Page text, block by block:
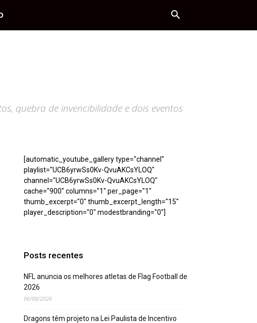
quebra de invencibilidade e dois eventos
[automatic_youtube_gallery type="channel"
playlist="UCB6yrwSs0Kv-QvuAKCsYLOQ"
channel="UCB6yrwSs0Kv-QvuAKCsYLOQ"
cache="900" columns="1" per_page="1"
thumb_excerpt="0" thumb_excerpt_length="15"
player_description="0" modestbranding="0"]
Posts recentes
NFL anuncia os melhores atletas de Flag Football de
2026
06/08/2026
Dragons têm projeto na Lei Paulista de Incentivo